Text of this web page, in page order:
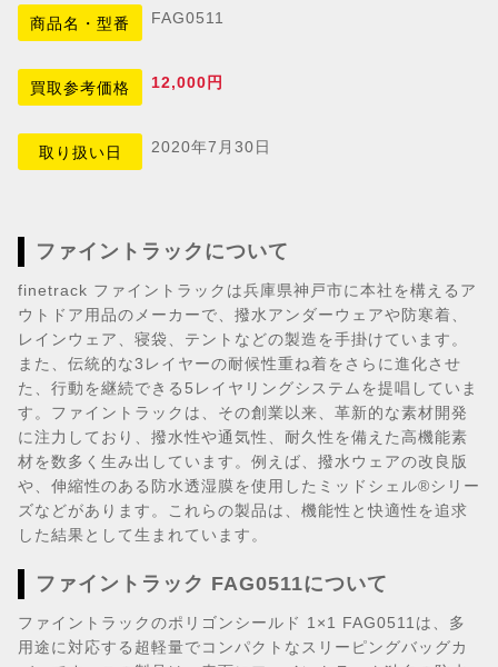
商品名・型番 FAG0511
買取参考価格 12,000円
取り扱い日 2020年7月30日
ファイントラックについて
finetrack ファイントラックは兵庫県神戸市に本社を構えるア
ウトドア用品のメーカーで、撥水アンダーウェアや防寒着、
レインウェア、寝袋、テントなどの製造を手掛けています。
また、伝統的な3レイヤーの耐候性重ね着をさらに進化させ
た、行動を継続できる5レイヤリングシステムを提唱していま
す。ファイントラックは、その創業以来、革新的な素材開発
に注力しており、撥水性や通気性、耐久性を備えた高機能素
材を数多く生み出しています。例えば、撥水ウェアの改良版
や、伸縮性のある防水透湿膜を使用したミッドシェル®シリー
ズなどがあります。これらの製品は、機能性と快適性を追求
した結果として生まれています。
ファイントラック FAG0511について
ファイントラックのポリゴンシールド 1×1 FAG0511は、多
用途に対応する超軽量でコンパクトなスリーピングバッグカ